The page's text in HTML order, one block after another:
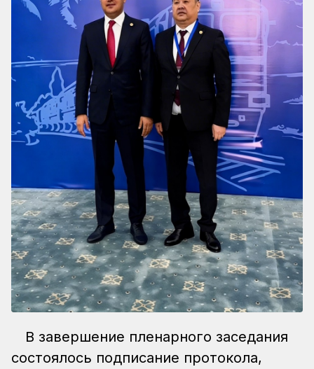
В завершение пленарного заседания
состоялось подписание протокола,